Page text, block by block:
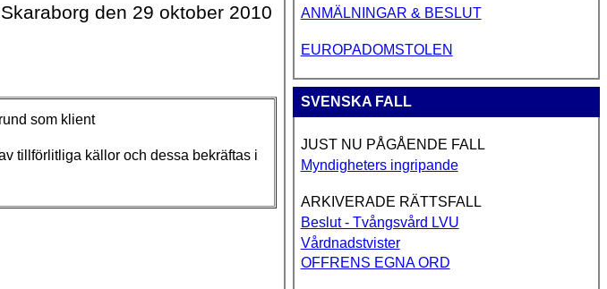
den 29 oktober 2010
som klient
tillförlitliga källor och dessa bekräftas i
ANMÄLNINGAR & BESLUT
EUROPADOMSTOLEN
SVENSKA FALL
JUST NU PÅGÅENDE FALL
Myndigheters ingripande
ARKIVERADE RÄTTSFALL
Beslut - Tvångsvård LVU
Vårdnadstvister
OFFRENS EGNA ORD